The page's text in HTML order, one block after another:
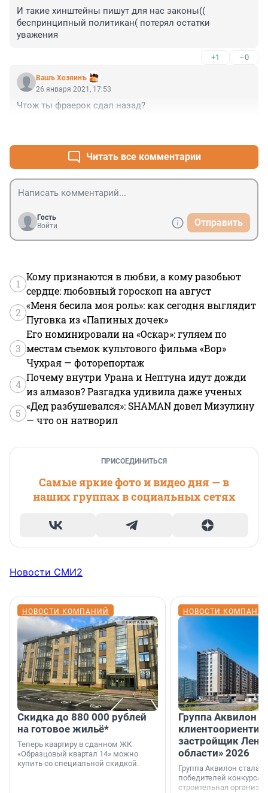
И такие хинштейны пишут для нас законы((
беспринципный политикан( потерял остатки
уважения
+1 –0
Вашъ Хозяинъ
26 января 2021, 17:53
Чтож ты фраерок сдал назад?
Читать все комментарии
Гость
Войти
Отправить
1
Кому признаются в любви, а кому разобьют
сердце: любовный гороскоп на август
2
«Меня бесила моя роль»: как сегодня выглядит
Пуговка из «Папиных дочек»
3
Его номинировали на «Оскар»: гуляем по
местам съемок культового фильма «Вор»
Чухрая — фоторепортаж
4
Почему внутри Урана и Нептуна идут дожди
из алмазов? Разгадка удивила даже ученых
5
«Дед разбушевался»: SHAMAN довел Мизулину
— что он натворил
ПРИСОЕДИНИТЬСЯ
Самые яркие фото и видео дня — в
наших группах в социальных сетях
Новости СМИ2
НОВОСТИ КОМПАНИЙ
Скидка до 880 000 рублей
на готовое жильё*
Теперь квартиру в сданном ЖК
«Образцовый квартал 14» можно
купить со специальной скидкой.
НОВОСТИ
Группа Аквилон
застройщик
области» 2026
Группа Аквилон стала
победителей конкурса
строительная